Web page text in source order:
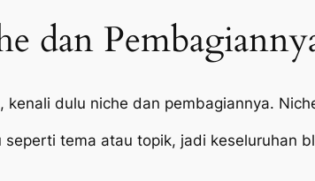
dan
kenali dulu niche dan pembagiannya.
seperti tema atau topik, jadi keseluruhan